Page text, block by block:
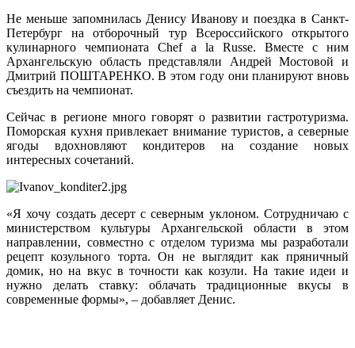
Не меньше запомнилась Денису Иванову и поездка в Санкт-
Петербург на отборочный тур Всероссийского открытого
кулинарного чемпионата Chef a la Russe. Вместе с ним
Архангельскую область представляли Андрей Мостовой и
Дмитрий ПОШТАРЕНКО. В этом году они планируют вновь
съездить на чемпионат.
Сейчас в регионе много говорят о развитии гастротуризма.
Поморская кухня привлекает внимание туристов, а северные
ягоды вдохновляют кондитеров на создание новых
интересных сочетаний.
«Я хочу создать десерт с северным уклоном. Сотрудничаю с
министерством культуры Архангельской области в этом
направлении, совместно с отделом туризма мы разработали
рецепт козульного торта. Он не выглядит как пряничный
домик, но на вкус в точности как козули. На такие идеи и
нужно делать ставку: облачать традиционные вкусы в
современные формы», – добавляет Денис.